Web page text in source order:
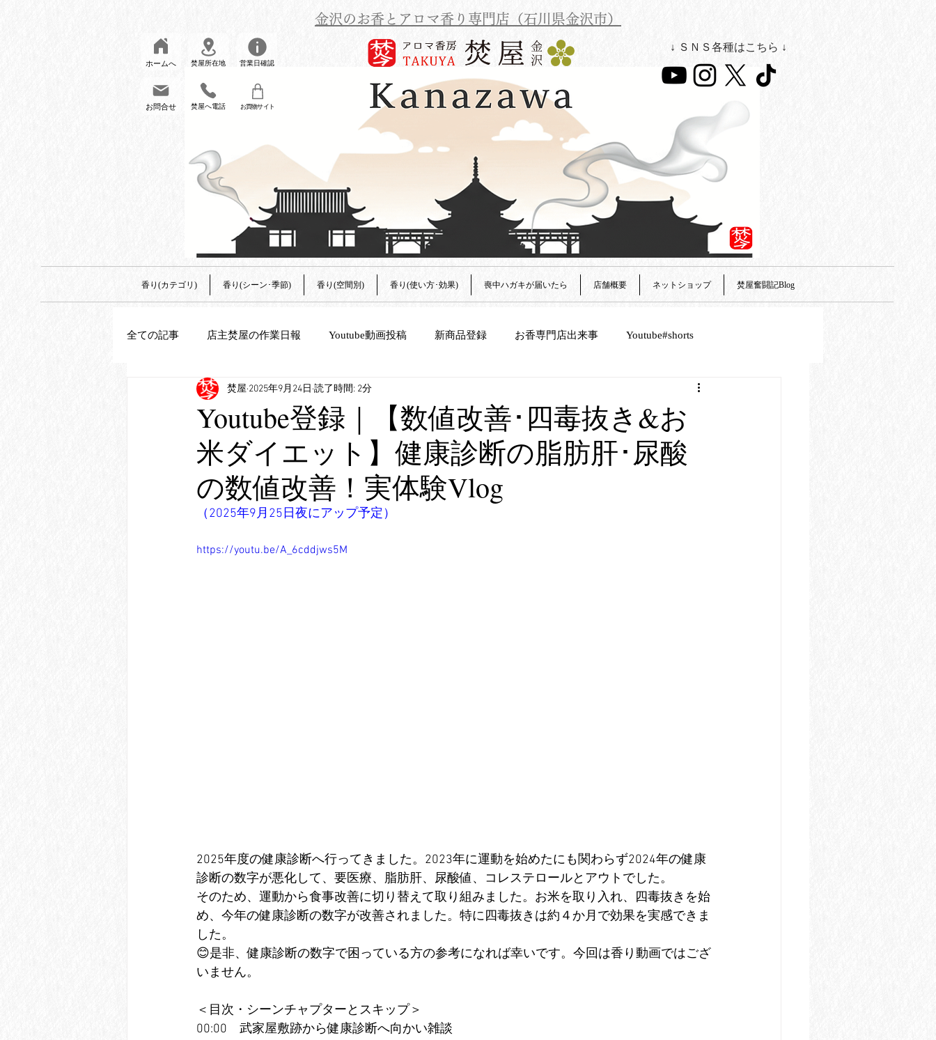
金沢のお香とアロマ香り専門店（石川県金沢市）
ホームへ 焚屋所在地 営業日確認
お問合せ 焚屋へ電話 お買物サイト
↓ ＳＮＳ各種はこちら ↓
香り(カテゴリ) 香り(シーン･季節) 香り(空間別) 香り(使い方･効果) 喪中ハガキが届いたら 店舗概要 ネットショップ 焚屋奮闘記Blog
全ての記事 店主焚屋の作業日報 Youtube動画投稿 新商品登録 お香専門店出来事 Youtube#shorts
追加新商品登録
Youtube登録｜【数値改善･四毒抜き&お
米ダイエット】健康診断の脂肪肝･尿酸
の数値改善！実体験Vlog
焚屋 2025年9月24日 読了時間: 2分
（2025年9月25日夜にアップ予定）
https://youtu.be/A_6cddjws5M
2025年度の健康診断へ行ってきました。2023年に運動を始めたにも関わらず2024年の健康
診断の数字が悪化して、要医療、脂肪肝、尿酸値、コレステロールとアウトでした。
そのため、運動から食事改善に切り替えて取り組みました。お米を取り入れ、四毒抜きを始
め、今年の健康診断の数字が改善されました。特に四毒抜きは約４か月で効果を実感できま
した。
😊是非、健康診断の数字で困っている方の参考になれば幸いです。今回は香り動画ではござ
いません。
＜目次・シーンチャプターとスキップ＞
00:00　武家屋敷跡から健康診断へ向かい雑談